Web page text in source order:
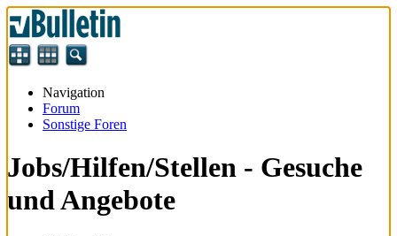
Navigation
Forum
Sonstige Foren
Jobs/Hilfen/Stellen - Gesuche
und Angebote